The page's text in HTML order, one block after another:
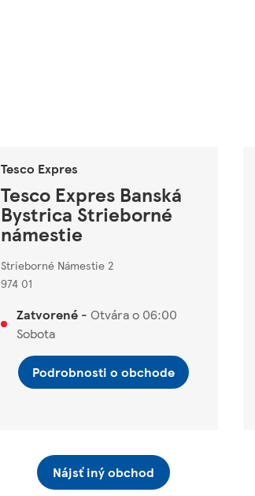
Tesco Expres
Tesco Expres Banská
Bystrica Strieborné
námestie
Strieborné Námestie 2
974 01
Zatvorené - Otvára o 06:00
Sobota
Podrobnosti o obchode
Nájsť iný obchod